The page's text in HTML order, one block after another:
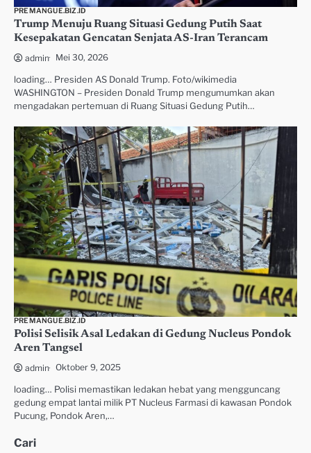
PREMANGUE.BIZ.ID
Trump Menuju Ruang Situasi Gedung Putih Saat
Kesepakatan Gencatan Senjata AS-Iran Terancam
admin Mei 30, 2026
loading… Presiden AS Donald Trump. Foto/wikimedia
WASHINGTON – Presiden Donald Trump mengumumkan akan
mengadakan pertemuan di Ruang Situasi Gedung Putih…
PREMANGUE.BIZ.ID
Polisi Selisik Asal Ledakan di Gedung Nucleus Pondok
Aren Tangsel
admin Oktober 9, 2025
loading… Polisi memastikan ledakan hebat yang mengguncang
gedung empat lantai milik PT Nucleus Farmasi di kawasan Pondok
Pucung, Pondok Aren,…
Cari